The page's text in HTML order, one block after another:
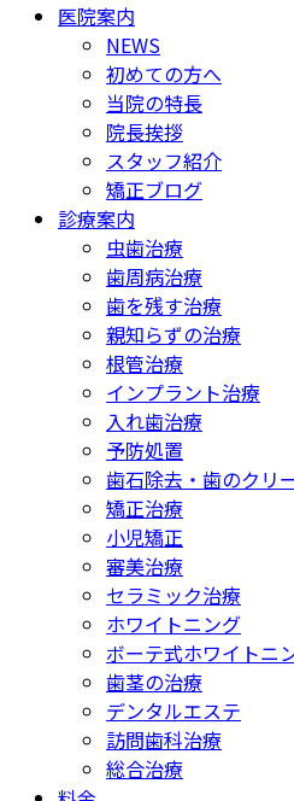
医院案内
NEWS
初めての方へ
当院の特長
院長挨拶
スタッフ紹介
矯正ブログ
診療案内
虫歯治療
歯周病治療
歯を残す治療
親知らずの治療
根管治療
インプラント治療
入れ歯治療
予防処置
歯石除去・歯のクリ
矯正治療
小児矯正
審美治療
セラミック治療
ホワイトニング
ボーテ式ホワイトニ
歯茎の治療
デンタルエステ
訪問歯科治療
総合治療